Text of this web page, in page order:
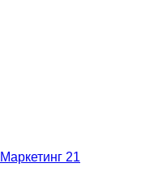
Маркетинг 21